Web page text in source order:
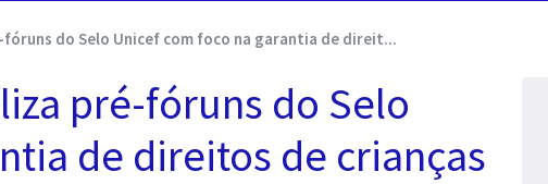
do Selo Unicef com foco na garantia de direit...
pré-fóruns do Selo
de direitos de crianças